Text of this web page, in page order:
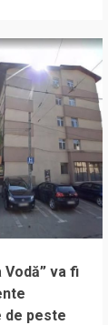
va fi
de peste